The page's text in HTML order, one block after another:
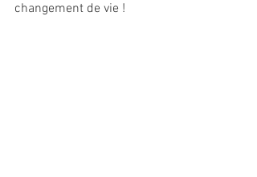
changement de vie !